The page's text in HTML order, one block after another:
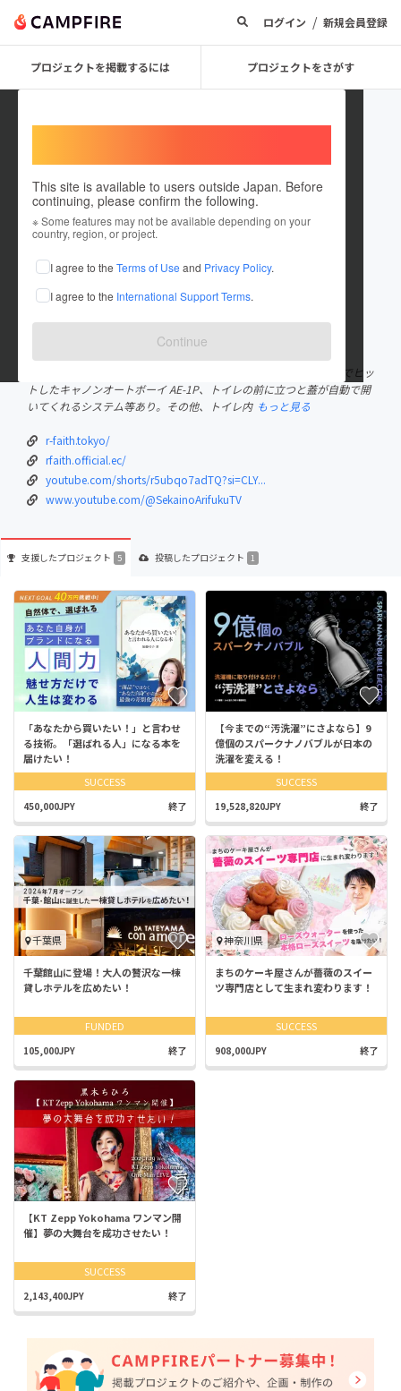
ログイン / 新規会員登録
プロジェクトを掲載するには プロジェクトをさがす
This site is available to users outside Japan. Before
continuing, please confirm the following.
※ Some features may not be available depending on your
country, region, or project.
I agree to the Terms of Use and Privacy Policy.
I agree to the International Support Terms.
Continue
株式会社アールフェイス 代表取締
プロジェクトオーナー
これまでに5回支援して1件のプロジェクトを投稿しています
在住国：日本 現在地：未設定
出身地：兵庫県
1954年神戸市生まれ。九州大学電気工学科卒。設計では、全世界でヒッ
トしたキャノンオートボーイ AE-1P、トイレの前に立つと蓋が自動で開
いてくれるシステム等あり。その他、トイレ内 もっと見る
r-faith.tokyo/
rfaith.official.ec/
youtube.com/shorts/r5ubqo7adTQ?si=CLY...
www.youtube.com/@SekainoArifukuTV
支援したプロジェクト 5 投稿したプロジェクト 1
「あなたから買いたい！」と言わせ
る技術。「選ばれる人」になる本を
届けたい！
SUCCESS
450,000JPY 終了
【今までの“汚洗濯”にさよなら】9
億個のスパークナノバブルが日本の
洗濯を変える！
SUCCESS
19,528,820JPY 終了
千葉県
千葉館山に登場！大人の贅沢な一棟
貸しホテルを広めたい！
FUNDED
105,000JPY 終了
神奈川県
まちのケーキ屋さんが薔薇のスイー
ツ専門店として生まれ変わります！
SUCCESS
908,000JPY 終了
【KT Zepp Yokohama ワンマン開
催】夢の大舞台を成功させたい！
SUCCESS
2,143,400JPY 終了